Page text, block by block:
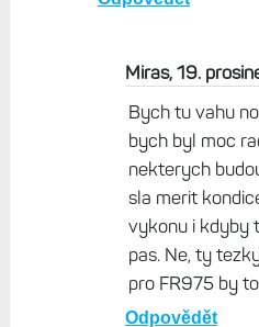
Odpovědět
Život s Garminem,
Ono je fakt
používám
VO2max z 47 na
spíše horší. A to
22 % tuku :-) BMI
Odpovědět